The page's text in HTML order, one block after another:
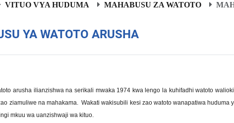
VITUO VYA HUDUMA MAHABUSU ZA WATOTO
YA WATOTO ARUSHA
arusha ilianzishwa na serikali mwaka 1974 kwa lengo la kuhifadhi watoto
ziamuliwe na mahakama. Wakati wakisubili kesi zao watoto wanapatiwa huduma
mkuu wa uanzishwaji wa kituo.